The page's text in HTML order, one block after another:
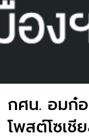
กศน. อมก๋
โพสต์โซเชี